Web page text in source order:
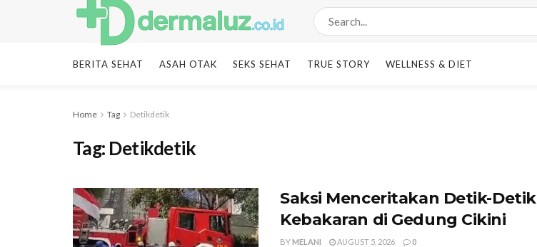
BERITA SEHAT ASAH OTAK SEKS SEHAT TRUE STORY WELLNESS & DIET
Home Tag Detikdetik
Tag: Detikdetik
Saksi Menceritakan Detik-Detik
Kebakaran di Gedung Cikini
BYMELANI AUGUST 5, 2026 0